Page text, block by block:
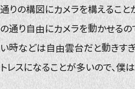
通りの構図にカメラを構えること
の通り自由にカメラを動かせる
い時などは自由雲台だと動きす
トレスになることが多いので、僕